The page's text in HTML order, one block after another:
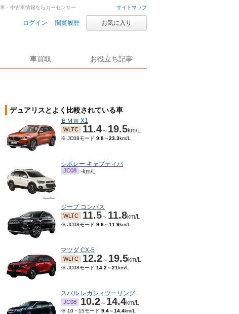
サイトマップ
ログイン 閲覧履歴 お気に入り
車買取 お役立ち記事
・中古車情報ならカーセンサー
デュアリスとよく比較されている車
ＢＭＷ X1
WLTC 11.4～ 19.5km/L
※ JC08モード 9.8～23.3km/L
シボレー キャプティバ
JC08 -km/L
ジープ コンパス
WLTC 11.5～ 11.8km/L
※ JC08モード 9.6～11.9km/L
マツダ CX-5
WLTC 12.2～ 19.5km/L
※ JC08モード 14.2 ～21km/L
スバル レガシィツーリングワゴン
JC08 10.2～ 14.4km/L
※ 10・15モード 9.4～14.4km/L